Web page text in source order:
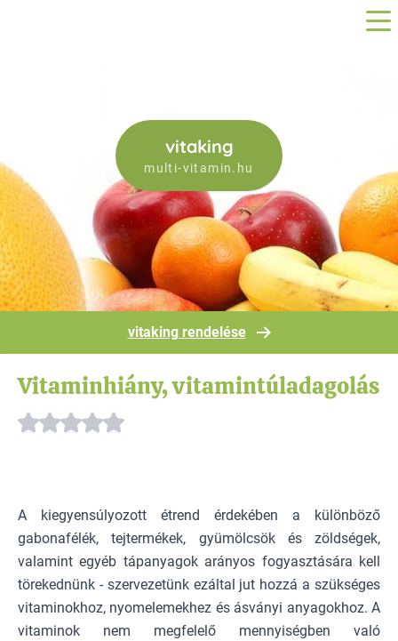
vitaking
multi-vitamin.hu
vitaking rendelése
Vitaminhiány, vitamintúladagolás
A kiegyensúlyozott étrend érdekében a különböző
gabonafélék, tejtermékek, gyümölcsök és zöldségek,
valamint egyéb tápanyagok arányos fogyasztására kell
törekednünk - szervezetünk ezáltal jut hozzá a szükséges
vitaminokhoz, nyomelemekhez és ásványi anyagokhoz. A
vitaminok nem megfelelő mennyiségben való